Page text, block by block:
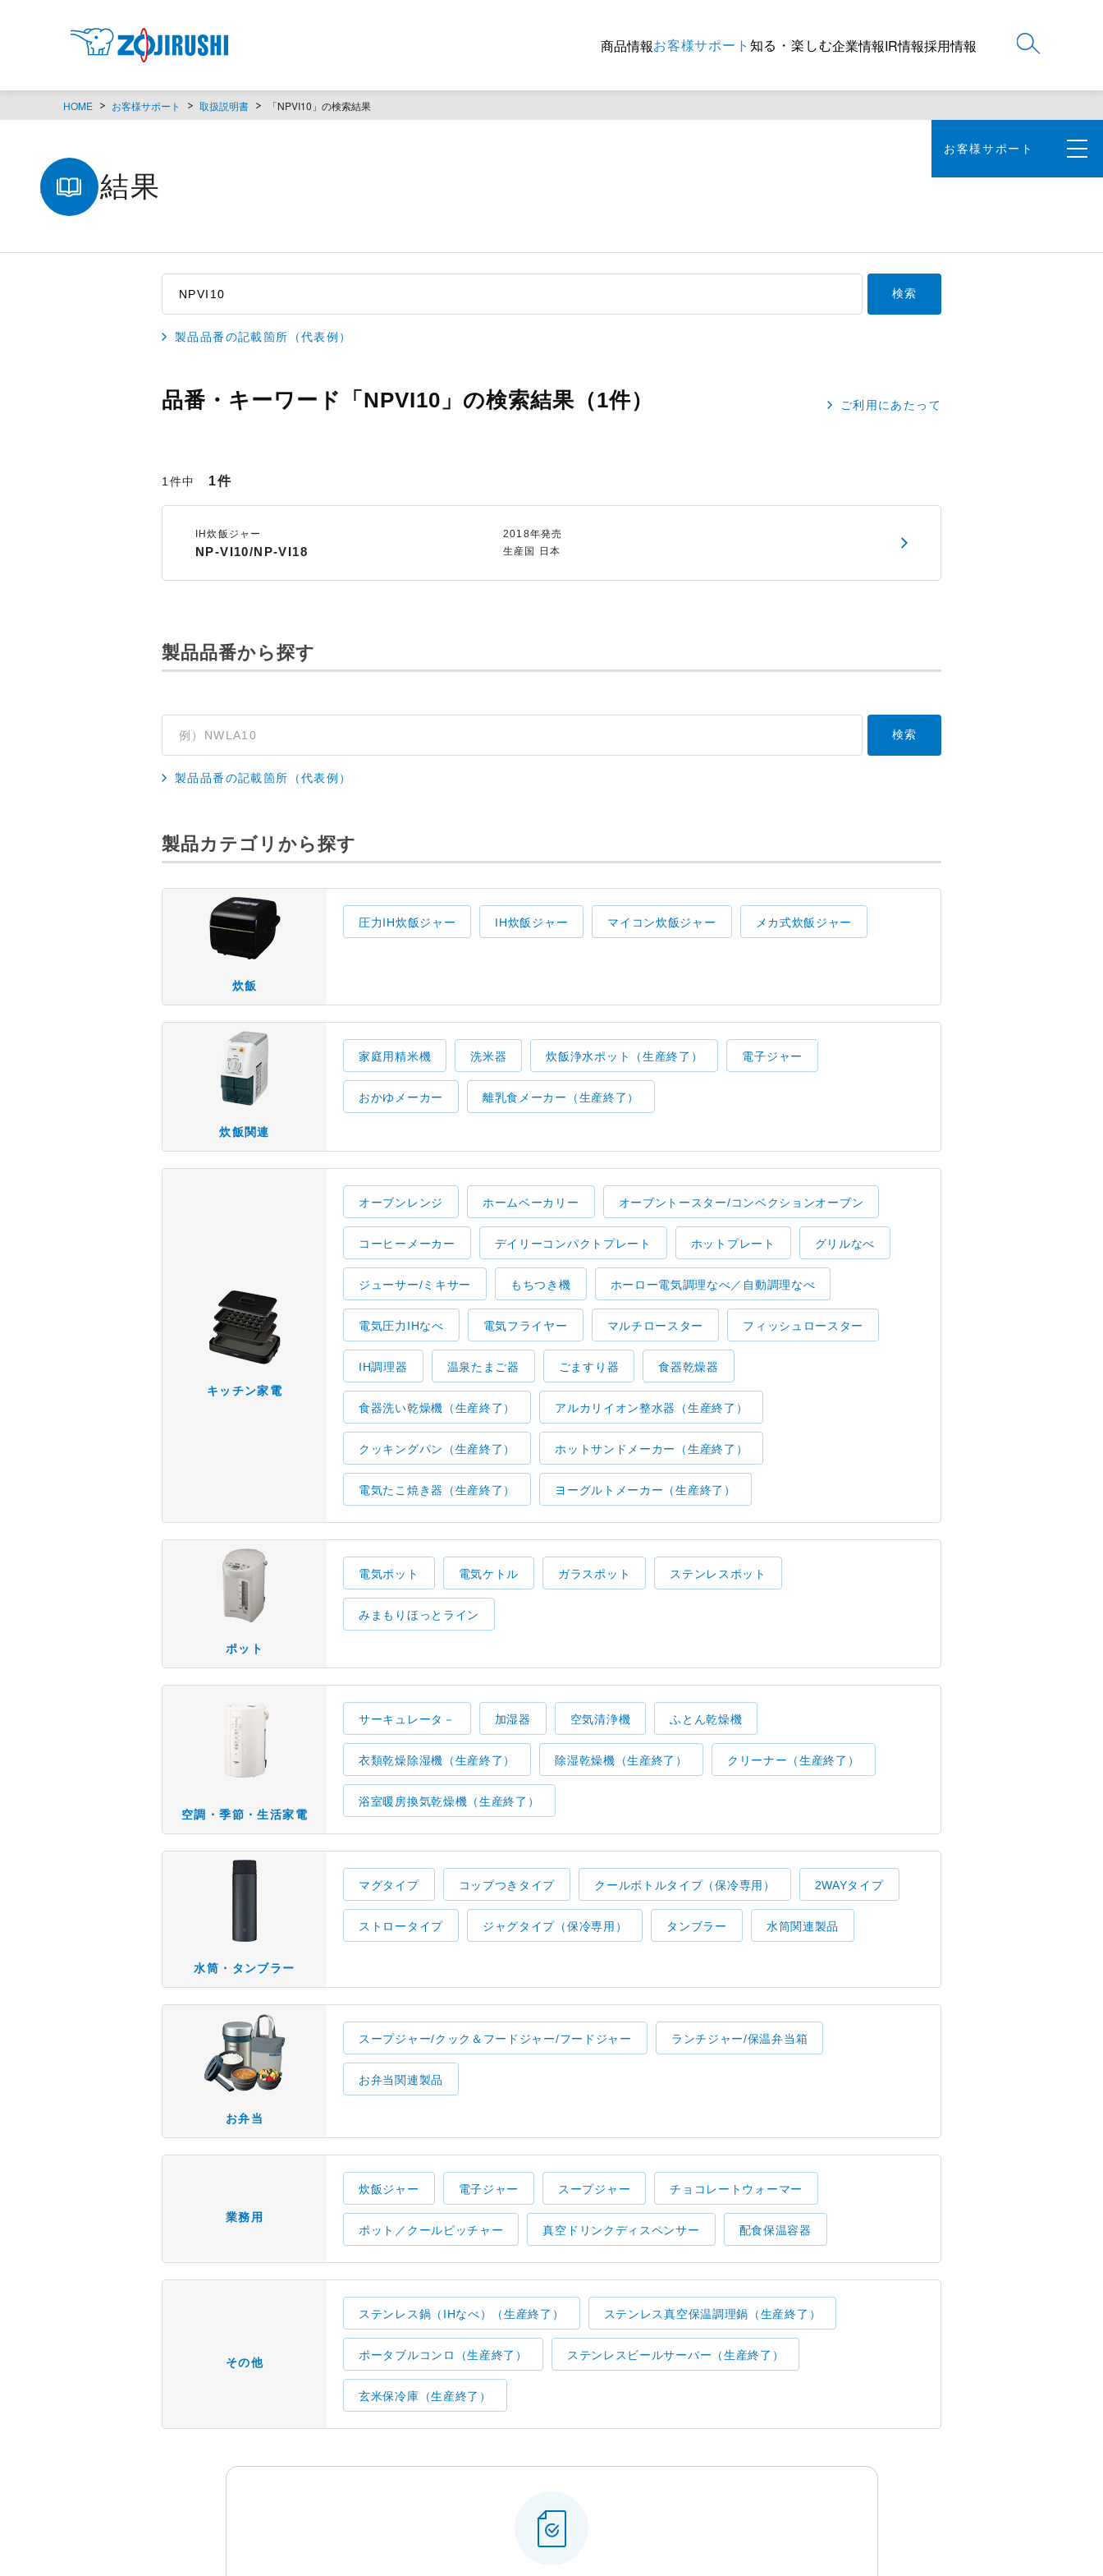
商品情報お客様サポート 知る・楽しむ企業情報IR情報採用情報
HOME お客様サポート 取扱説明書 「NPVI10」の検索結果
お客様サポート
検索結果
製品品番の記載箇所（代表例）
品番・キーワード「NPVI10」の検索結果（1件） ご利用にあたって
1件中 1件
IH炊飯ジャー
NP-VI10/NP-VI18
2018年発売
生産国 日本
製品品番から探す
製品品番の記載箇所（代表例）
製品カテゴリから探す
炊飯
圧力IH炊飯ジャー IH炊飯ジャー マイコン炊飯ジャー メカ式炊飯ジャー
炊飯関連
家庭用精米機 洗米器 炊飯浄水ポット（生産終了） 電子ジャー
おかゆメーカー 離乳食メーカー（生産終了）
キッチン家電
オーブンレンジ ホームベーカリー オーブントースター/コンベクションオーブン
コーヒーメーカー デイリーコンパクトプレート ホットプレート グリルなべ
ジューサー/ミキサー もちつき機 ホーロー電気調理なべ／自動調理なべ
電気圧力IHなべ 電気フライヤー マルチロースター フィッシュロースター
IH調理器 温泉たまご器 ごますり器 食器乾燥器
食器洗い乾燥機（生産終了） アルカリイオン整水器（生産終了）
クッキングパン（生産終了） ホットサンドメーカー（生産終了）
電気たこ焼き器（生産終了） ヨーグルトメーカー（生産終了）
ポット
電気ポット 電気ケトル ガラスポット ステンレスポット
みまもりほっとライン
空調・季節・生活家電
サーキュレータ－ 加湿器 空気清浄機 ふとん乾燥機
衣類乾燥除湿機（生産終了） 除湿乾燥機（生産終了） クリーナー（生産終了）
浴室暖房換気乾燥機（生産終了）
水筒・タンブラー
マグタイプ コップつきタイプ クールボトルタイプ（保冷専用） 2WAYタイプ
ストロータイプ ジャグタイプ（保冷専用） タンブラー 水筒関連製品
お弁当
スープジャー/クック＆フードジャー/フードジャー ランチジャー/保温弁当箱
お弁当関連製品
業務用
炊飯ジャー 電子ジャー スープジャー チョコレートウォーマー
ポット／クールピッチャー 真空ドリンクディスペンサー 配食保温容器
その他
ステンレス鍋（IHなべ）（生産終了） ステンレス真空保温調理鍋（生産終了）
ポータブルコンロ（生産終了） ステンレスビールサーバー（生産終了）
玄米保冷庫（生産終了）